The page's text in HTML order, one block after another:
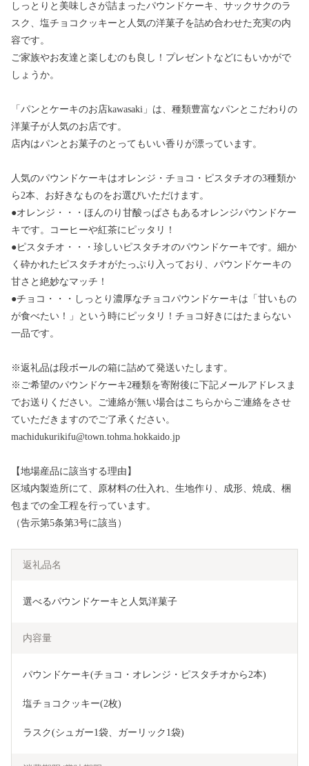
しっとりと美味しさが詰まったパウンドケーキ、サックサクのラ
スク、塩チョコクッキーと人気の洋菓子を詰め合わせた充実の内
容です。
ご家族やお友達と楽しむのも良し！プレゼントなどにもいかがで
しょうか。
「パンとケーキのお店kawasaki」は、種類豊富なパンとこだわりの
洋菓子が人気のお店です。
店内はパンとお菓子のとってもいい香りが漂っています。
人気のパウンドケーキはオレンジ・チョコ・ピスタチオの3種類か
ら2本、お好きなものをお選びいただけます。
●オレンジ・・・ほんのり甘酸っぱさもあるオレンジパウンドケー
キです。コーヒーや紅茶にピッタリ！
●ピスタチオ・・・珍しいピスタチオのパウンドケーキです。細か
く砕かれたピスタチオがたっぷり入っており、パウンドケーキの
甘さと絶妙なマッチ！
●チョコ・・・しっとり濃厚なチョコパウンドケーキは「甘いもの
が食べたい！」という時にピッタリ！チョコ好きにはたまらない
一品です。
※返礼品は段ボールの箱に詰めて発送いたします。
※ご希望のパウンドケーキ2種類を寄附後に下記メールアドレスま
でお送りください。ご連絡が無い場合はこちらからご連絡をさせ
ていただきますのでご了承ください。
machidukurikifu@town.tohma.hokkaido.jp
【地場産品に該当する理由】
区域内製造所にて、原材料の仕入れ、生地作り、成形、焼成、梱
包までの全工程を行っています。
（告示第5条第3号に該当）
返礼品名
選べるパウンドケーキと人気洋菓子
内容量
パウンドケーキ(チョコ・オレンジ・ピスタチオから2本)
塩チョコクッキー(2枚)
ラスク(シュガー1袋、ガーリック1袋)